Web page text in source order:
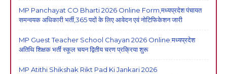
MP Panchayat CO Bharti 2026 Online Form,मध्यप्रदेश पंचायत
समन्वयक अधिकारी भर्ती,365 पदों के लिए आवेदन एवं नोटिफिकेशन जारी
MP Guest Teacher School Chayan 2026 Online:मध्यप्रदेश
अतिथि शिक्षक भर्ती स्कूल चयन द्वितीय चरण प्रक्रिया शुरू
MP Atithi Shikshak Rikt Pad Ki Jankari 2026